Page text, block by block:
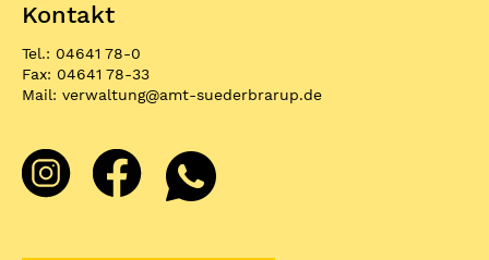
Kontakt
Tel.: 04641 78-0
Fax: 04641 78-33
Mail: verwaltung@amt-suederbrarup.de